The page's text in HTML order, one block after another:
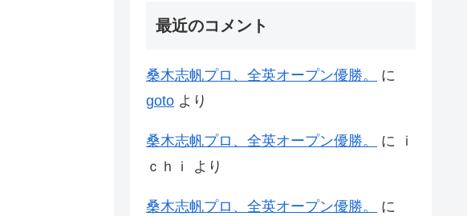
最近のコメント
桑木志帆プロ、全英オープン優勝。
に
goto より
桑木志帆プロ、全英オープン優勝。 に
ｉ
ｃｈｉ
より
桑木志帆プロ、全英オープン優勝。
に